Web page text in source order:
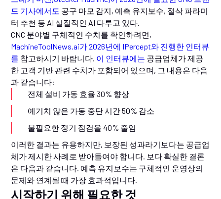
드 기사에서도 공구 마모 감지, 예측 유지보수, 절삭 파라미
터 추천 등 AI 실질적인 AI 다루고 있다.
CNC 분야별 구체적인 수치를 확인하려면,
MachineToolNews.ai가 2026년에 IPercept와 진행한 인터뷰
를 참고하시기 바랍니다. 이 인터뷰에는 공급업체가 제공
한 고객 기반 관련 수치가 포함되어 있으며, 그 내용은 다음
과 같습니다:
전체 설비 가동 효율 30% 향상
예기치 않은 가동 중단 시간 50% 감소
불필요한 정기 점검을 40% 줄임
이러한 결과는 유용하지만, 보장된 성과라기보다는 공급업
체가 제시한 사례로 받아들여야 합니다. 보다 확실한 결론
은 다음과 같습니다. 예측 유지보수는 구체적인 운영상의
문제와 연계될 때 가장 효과적입니다.
시작하기 위해 필요한 것